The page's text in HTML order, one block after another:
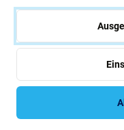
Qualität der
Qualität: Aftermarket
Spezifikationen und
hergestellt. Es
Das als Aftermarket
Fällen) minimale